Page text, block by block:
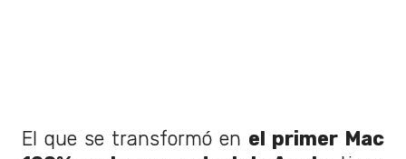
El que se transformó en el primer Mac